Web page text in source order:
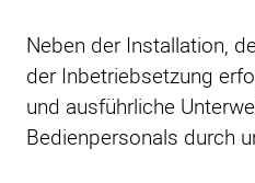
Neben der Installation,
der Inbetriebsetzung
und ausführliche
Bedienpersonals durch